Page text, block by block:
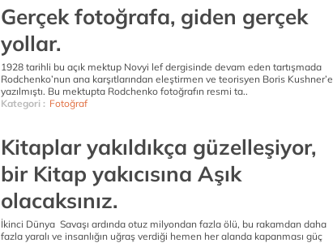
Gerçek fotoğrafa, giden gerçek
yollar.
1928 tarihli bu açık mektup Novyi lef dergisinde devam eden tartışmada
Rodchenko’nun ana karşıtlarından eleştirmen ve teorisyen Boris Kushner’e
yazılmıştı. Bu mektupta Rodchenko fotoğrafın resmi ta..
Kategori : Fotoğraf
Kitaplar yakıldıkça güzelleşiyor,
bir Kitap yakıcısına Aşık
olacaksınız.
İkinci Dünya Savaşı ardında otuz milyondan fazla ölü, bu rakamdan daha
fazla yaralı ve insanlığın uğraş verdiği hemen her alanda kapanması güç